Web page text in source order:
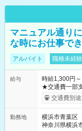
マニュアル通り
な時にお仕事で
アルバイト 職種未経
給与
時給1,300円～
★交通費一部支給 時給1,300円～ ※試験・役割に
※勤務回数に
り！】 希望
例】 ・河合塾
×8時間＝日収
交通費別
勤務地
横浜市青葉区
神奈川県横浜